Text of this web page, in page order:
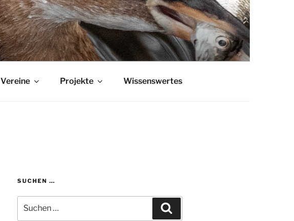
Vereine Projekte Wissenswertes
SUCHEN …
nach: